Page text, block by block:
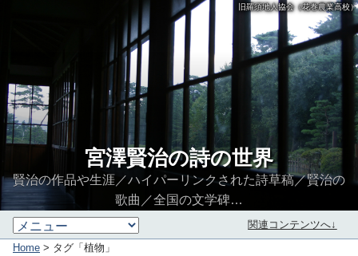
旧羅須地人協会（花巻農業高校）
宮澤賢治の詩の世界
賢治の作品や生涯／ハイパーリンクされた詩草稿／賢治の
歌曲／全国の文学碑…
関連コンテンツへ↓
Home > タグ「植物」